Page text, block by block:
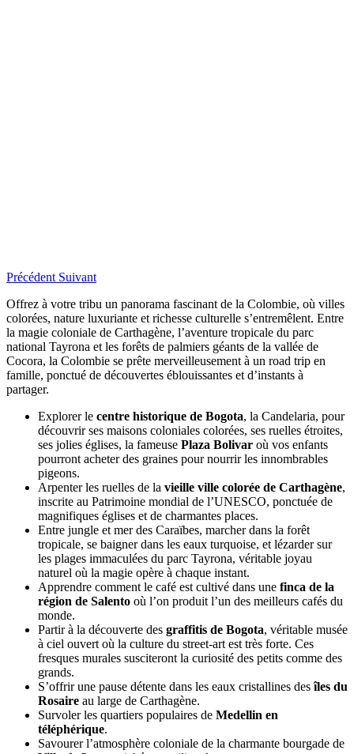
Précédent Suivant
Offrez à votre tribu un panorama fascinant de la Colombie, où villes
colorées, nature luxuriante et richesse culturelle s’entremêlent. Entre
la magie coloniale de Carthagène, l’aventure tropicale du parc
national Tayrona et les forêts de palmiers géants de la vallée de
Cocora, la Colombie se prête merveilleusement à un road trip en
famille, ponctué de découvertes éblouissantes et d’instants à
partager.
Explorer le centre historique de Bogota, la Candelaria, pour
découvrir ses maisons coloniales colorées, ses ruelles étroites,
ses jolies églises, la fameuse Plaza Bolivar où vos enfants
pourront acheter des graines pour nourrir les innombrables
pigeons.
Arpenter les ruelles de la vieille ville colorée de Carthagène,
inscrite au Patrimoine mondial de l’UNESCO, ponctuée de
magnifiques églises et de charmantes places.
Entre jungle et mer des Caraïbes, marcher dans la forêt
tropicale, se baigner dans les eaux turquoise, et lézarder sur
les plages immaculées du parc Tayrona, véritable joyau
naturel où la magie opère à chaque instant.
Apprendre comment le café est cultivé dans une finca de la
région de Salento où l’on produit l’un des meilleurs cafés du
monde.
Partir à la découverte des graffitis de Bogota, véritable musée
à ciel ouvert où la culture du street-art est très forte. Ces
fresques murales susciteront la curiosité des petits comme des
grands.
S’offrir une pause détente dans les eaux cristallines desîles du
Rosaire au large de Carthagène.
Survoler les quartiers populaires de Medellin en
téléphérique.
Savourer l’atmosphère coloniale de la charmante bourgade de